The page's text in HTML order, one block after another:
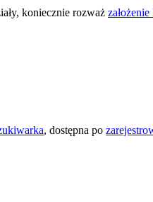
koniecznie rozważ
, dostępna po